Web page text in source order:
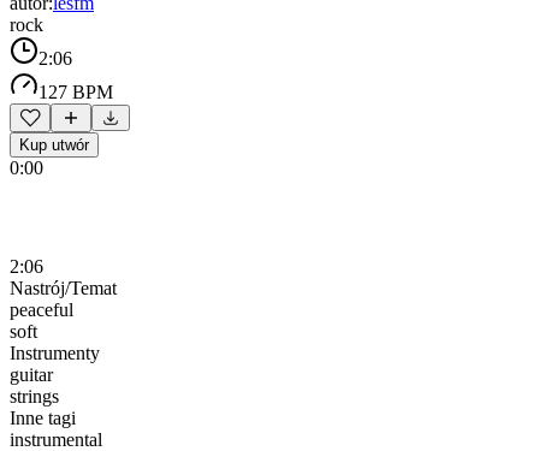
rock
2:06
127 BPM
Kup utwór
0:00
2:06
Nastrój/Temat
peaceful
soft
Instrumenty
guitar
strings
Inne tagi
instrumental